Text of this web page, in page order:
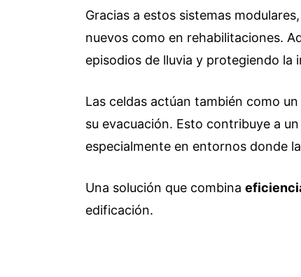
Gracias a estos sistemas
nuevos como en rehabilitaciones.
episodios de lluvia y protegiendo la
Las celdas actúan también como un
su evacuación. Esto contribuye a
especialmente en entornos donde
Una solución que combina
edificación.